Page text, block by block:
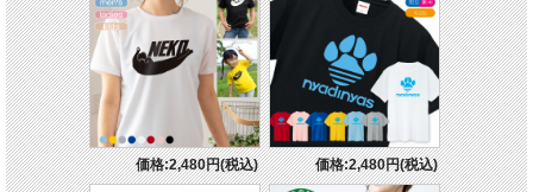
価格:2,480円(税込) 価格:2,480円(税込)